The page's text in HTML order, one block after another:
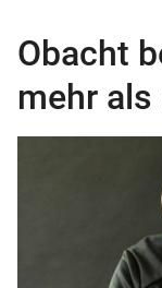
Obacht
mehr